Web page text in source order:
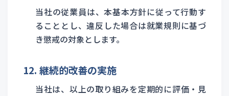
当社の従業員は、本基本方針に従って行動す
ることとし、違反した場合は就業規則に基づ
き懲戒の対象とします。
12. 継続的改善の実施
当社は、以上の取り組みを定期的に評価・見